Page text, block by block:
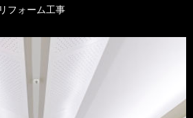
フォーム工事